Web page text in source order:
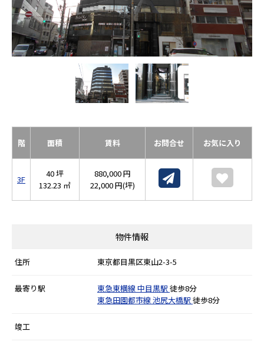
階 面積 賃料 お問合せ お気に入り
3F
40 坪
132.23 ㎡
880,000 円
22,000 円(坪)
物件情報
住所 東京都目黒区東山2-3-5
最寄り駅 東急東横線中目黒駅 徒歩8分
東急田園都市線池尻大橋駅 徒歩8分
竣工